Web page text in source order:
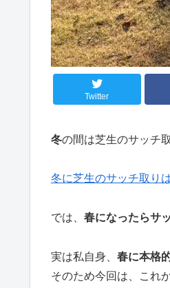
Twitter
冬の間は芝生のサッチ
冬に芝生のサッチ取り
では、 春になったらサ
実は私自身、 春に本格
そのため今回は、これ